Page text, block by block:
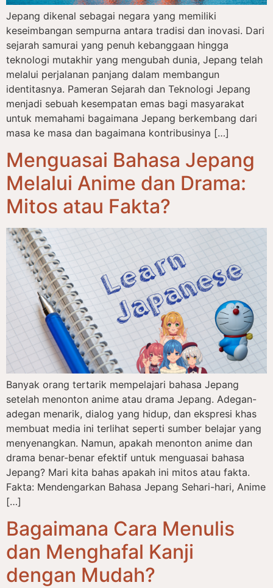
Jepang dikenal sebagai negara yang memiliki
keseimbangan sempurna antara tradisi dan inovasi. Dari
sejarah samurai yang penuh kebanggaan hingga
teknologi mutakhir yang mengubah dunia, Jepang telah
melalui perjalanan panjang dalam membangun
identitasnya. Pameran Sejarah dan Teknologi Jepang
menjadi sebuah kesempatan emas bagi masyarakat
untuk memahami bagaimana Jepang berkembang dari
masa ke masa dan bagaimana kontribusinya […]
Menguasai Bahasa Jepang
Melalui Anime dan Drama:
Mitos atau Fakta?
Banyak orang tertarik mempelajari bahasa Jepang
setelah menonton anime atau drama Jepang. Adegan-
adegan menarik, dialog yang hidup, dan ekspresi khas
membuat media ini terlihat seperti sumber belajar yang
menyenangkan. Namun, apakah menonton anime dan
drama benar-benar efektif untuk menguasai bahasa
Jepang? Mari kita bahas apakah ini mitos atau fakta.
Fakta: Mendengarkan Bahasa Jepang Sehari-hari, Anime
[…]
Bagaimana Cara Menulis
dan Menghafal Kanji
dengan Mudah?